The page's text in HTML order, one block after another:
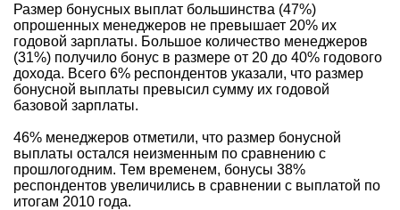
Размер бонусных выплат большинства (47%)
опрошенных менеджеров не превышает 20% их
годовой зарплаты. Большое количество менеджеров
(31%) получило бонус в размере от 20 до 40% годового
дохода. Всего 6% респондентов указали, что размер
бонусной выплаты превысил сумму их годовой
базовой зарплаты.
46% менеджеров отметили, что размер бонусной
выплаты остался неизменным по сравнению с
прошлогодним. Тем временем, бонусы 38%
респондентов увеличились в сравнении с выплатой по
итогам 2010 года.